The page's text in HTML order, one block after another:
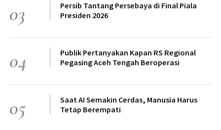
03
Persib Tantang Persebaya di Final Piala
Presiden 2026
04
Publik Pertanyakan Kapan RS Regional
Pegasing Aceh Tengah Beroperasi
05
Saat AI Semakin Cerdas, Manusia Harus
Tetap Berempati